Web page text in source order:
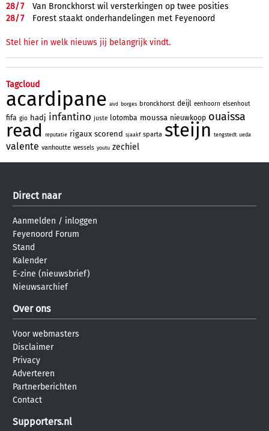
28/7
Van Bronckhorst wil versterkingen op twee posities
28/7 Forest staakt onderhandelingen met Feyenoord
Stel hier in welk nieuws jij belangrijk vindt.
Tagcloud
acardipane aivd borges bronckhorst deijl eenhoorn elsenhout
fifa gio hadj infantino juste lotomba moussa nieuwkoop ouaissa
read reputatie rigaux scorend sjaakf sparta steijn tengstedt ueda
valente vanhoutte wessels youtu zechiel
Direct naar
Aanmelden / inloggen
Feyenoord Forum
Stand
Kalender
E-zine (nieuwsbrief)
Nieuwsarchief
Over ons
Voor webmasters
Disclaimer
Privacy
Adverteren
Partnerberichten
Contact
Supporters.nl